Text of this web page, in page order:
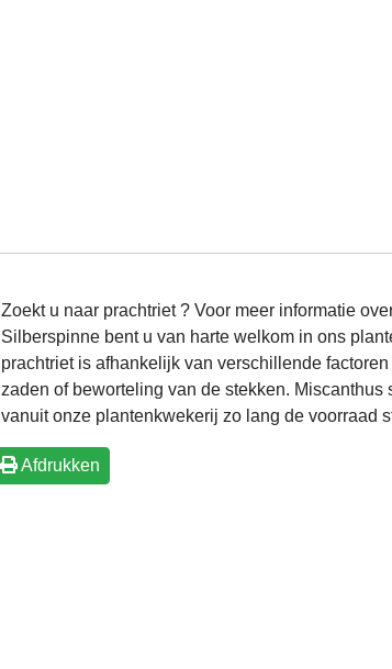
Zoekt u naar prachtriet ? Voor meer informatie
Silberspinne bent u van harte welkom in ons
prachtriet is afhankelijk van verschillende
zaden of beworteling van de stekken.
vanuit onze plantenkwekerij zo lang de voorraad
Afdrukken